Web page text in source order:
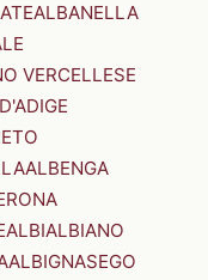
ALBANELLA
VERCELLESE
ALBENGA
ALBIALBIANO
ALBIGNASEGO